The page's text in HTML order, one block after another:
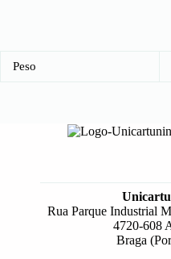
Peso
Rua Parque Industrial
4720-608
Braga